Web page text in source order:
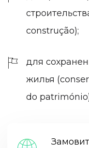
construção);
для
жилья
do